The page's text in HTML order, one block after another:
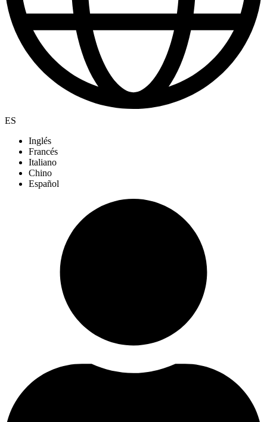
ES
Inglés
Francés
Italiano
Chino
Español